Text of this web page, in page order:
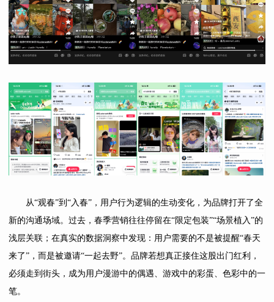
从“观春”到“入春”，用户行为逻辑的生动变化，为品牌打开了全
新的沟通场域。过去，春季营销往往停留在“限定包装”“场景植入”的
浅层关联；在真实的数据洞察中发现：用户需要的不是被提醒“春天
来了”，而是被邀请“一起去野”。品牌若想真正接住这股出门红利，
必须走到街头，成为用户漫游中的偶遇、游戏中的彩蛋、色彩中的一
笔。